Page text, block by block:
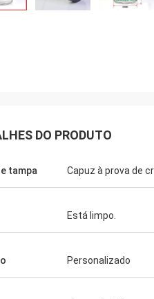
DO PRODUTO
tampa Capuz à prova de
Está limpo.
Personalizado